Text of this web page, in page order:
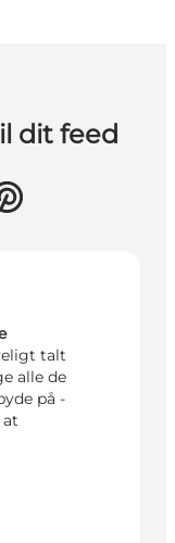
dit feed
talt
alle de
på -